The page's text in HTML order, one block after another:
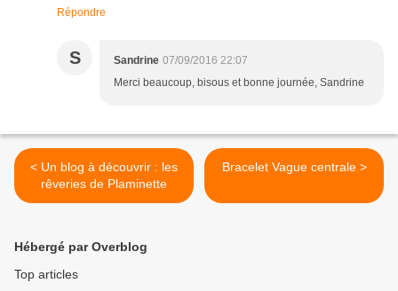
Répondre
S Sandrine 07/09/2016 22:07
Merci beaucoup, bisous et bonne journée, Sandrine
< Un blog à découvrir : les
rêveries de Plaminette
Bracelet Vague centrale >
Hébergé par Overblog
Top articles